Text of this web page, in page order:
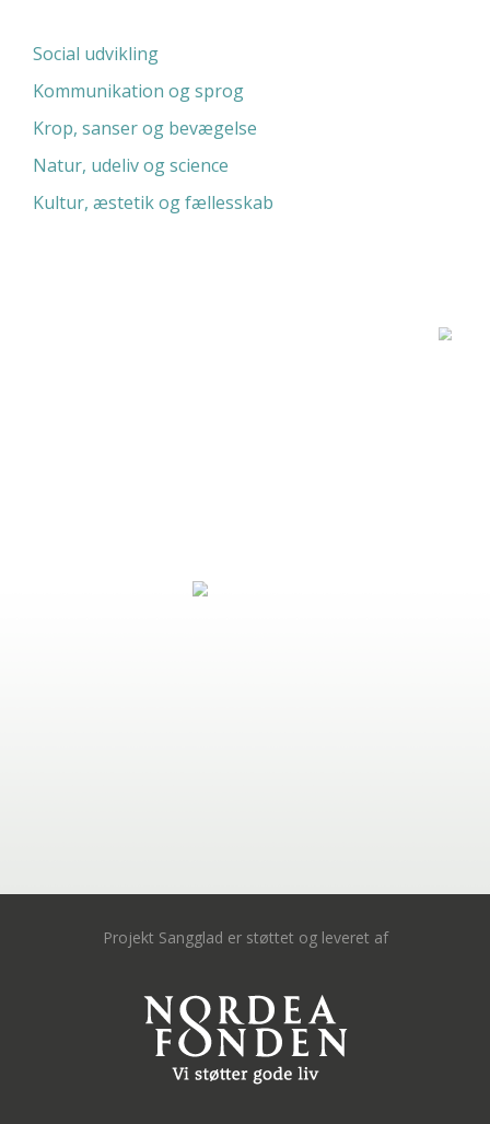
Social udvikling
Kommunikation og sprog
Krop, sanser og bevægelse
Natur, udeliv og science
Kultur, æstetik og fællesskab
Projekt Sangglad er støttet og leveret af